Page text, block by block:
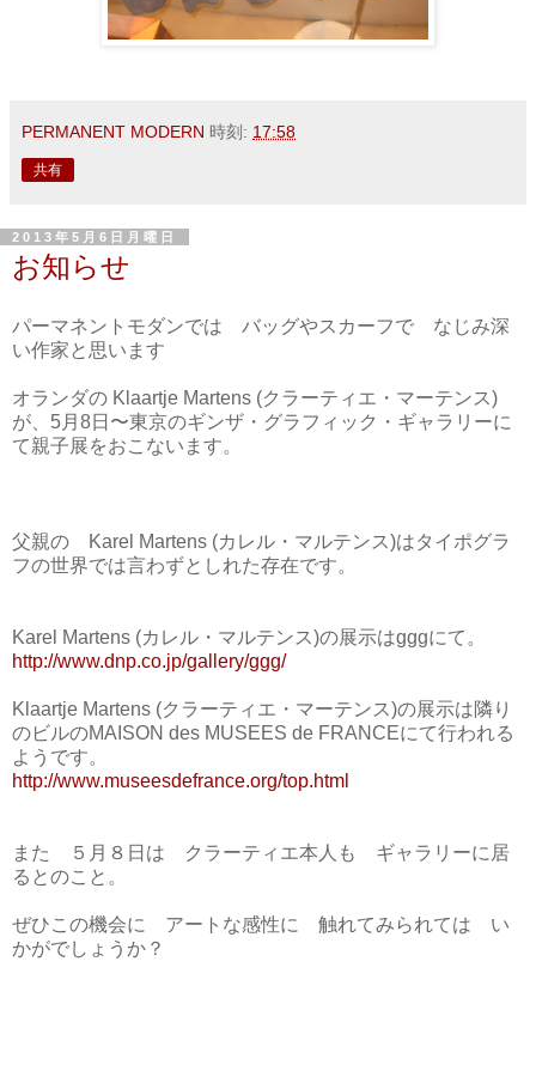
PERMANENT MODERN 時刻: 17:58
共有
2013年5月6日月曜日
お知らせ
パーマネントモダンでは バッグやスカーフで なじみ深
い作家と思います
オランダの Klaartje Martens (クラーティエ・マーテンス)
が、5月8日〜東京のギンザ・グラフィック・ギャラリーに
て親子展をおこないます。
父親の Karel Martens (カレル・マルテンス)はタイポグラ
フの世界では言わずとしれた存在です。
Karel Martens (カレル・マルテンス)の展示はgggにて。
http://www.dnp.co.jp/gallery/ggg/
Klaartje Martens (クラーティエ・マーテンス)の展示は隣り
のビルのMAISON des MUSEES de FRANCEにて行われる
ようです。
http://www.museesdefrance.org/top.html
また ５月８日は クラーティエ本人も ギャラリーに居
るとのこと。
ぜひこの機会に アートな感性に 触れてみられては い
かがでしょうか？